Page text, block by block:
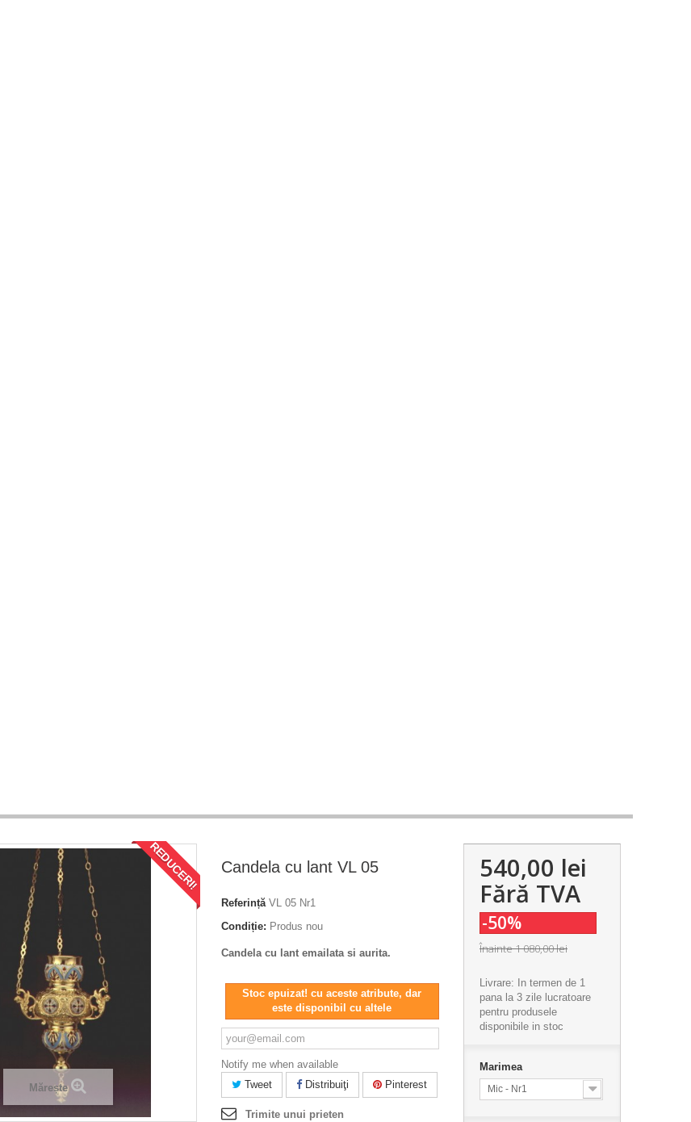
REDUCERI!
Mărește
Candela cu lant VL 05
Referință VL 05 Nr1
Condiție: Produs nou
Candela cu lant emailata si aurita.
Stoc epuizat! cu aceste atribute, dar
este disponibil cu altele
Notify me when available
Tweet
Distribuiţi Pinterest
Trimite unui prieten
540,00 lei
Fără TVA
-50%
Înainte1 080,00 lei
Livrare: In termen de 1
pana la 3 zile lucratoare
pentru produsele
disponibile in stoc
Marimea
Mic - Nr1